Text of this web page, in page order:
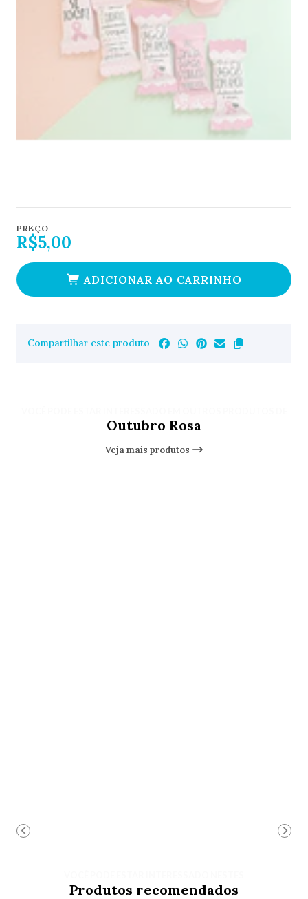
PREÇO
R$5,00
ADICIONAR AO CARRINHO
Compartilhar este produto
Outubro Rosa
Veja mais produtos
Produtos recomendados